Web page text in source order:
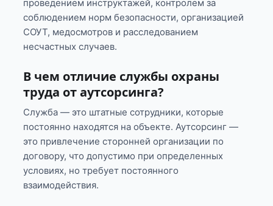
проведением инструктажей, контролем за
соблюдением норм безопасности, организацией
СОУТ, медосмотров и расследованием
несчастных случаев.
В чем отличие службы охраны
труда от аутсорсинга?
Служба — это штатные сотрудники, которые
постоянно находятся на объекте. Аутсорсинг —
это привлечение сторонней организации по
договору, что допустимо при определенных
условиях, но требует постоянного
взаимодействия.